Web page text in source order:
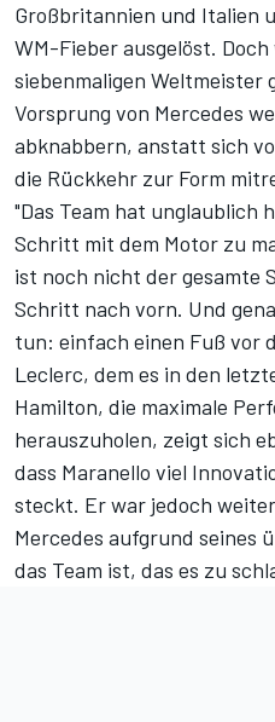
Großbritannien und Italien
WM-Fieber ausgelöst.
siebenmaligen Weltmeister
Vorsprung von Mercedes
abknabbern, anstatt sich
die Rückkehr zur Form
"Das Team hat unglaublich
Schritt mit dem Motor zu
ist noch nicht der gesamte
Schritt nach vorn. Und
tun: einfach einen Fuß vor
Leclerc, dem es in den
Hamilton, die maximale
herauszuholen, zeigt sich
dass Maranello viel
steckt. Er war jedoch
Mercedes aufgrund seines
das Team ist, das es zu